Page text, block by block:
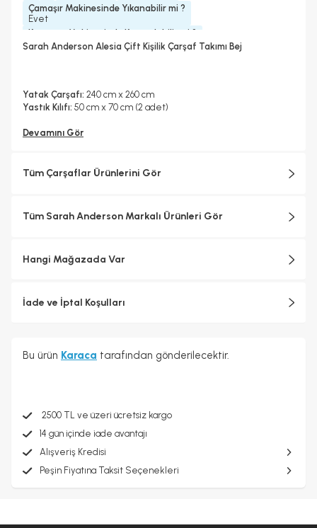
Çamaşır Makinesinde Yıkanabilir mi ?
Evet
Kurutma Makinesinde Kurutulabilir mi ?
Hayır
Sarah Anderson Alesia Çift Kişilik Çarşaf Takımı Bej
Yatak Çarşafı: 240 cm x 260 cm
Yastık Kılıfı: 50 cm x 70 cm (2 adet)
Devamını Gör
Tüm Çarşaflar Ürünlerini Gör
Tüm Sarah Anderson Markalı Ürünleri Gör
Hangi Mağazada Var
İade ve İptal Koşulları
Bu ürün Karaca tarafından gönderilecektir.
2500 TL ve üzeri ücretsiz kargo
14 gün içinde iade avantajı
Alışveriş Kredisi
Peşin Fiyatına Taksit Seçenekleri